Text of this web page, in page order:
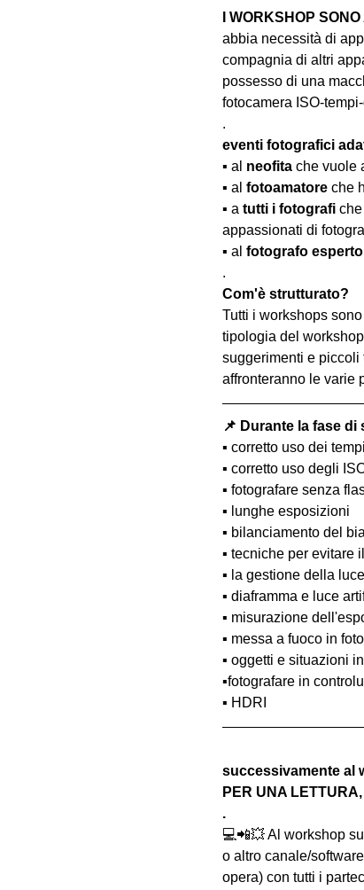
I WORKSHOP
abbia necessità di
compagnia di altri
possesso di una
fotocamera ISO-
.
eventi fotografici
▪️ al neofita che vuole
▪️ al fotoamatore che
▪️ a tutti i fotografi che
appassionati di
▪️ al fotografo esperto
.
Com'è strutturato?
Tutti i workshops
tipologia del
suggerimenti e piccoli
affronteranno le varie
📌 Durante la fase
▪️ corretto uso dei tempi
▪️ corretto uso degli
▪️ fotografare senza
▪️ lunghe esposizioni
▪️ bilanciamento del
▪️ tecniche per evitare
▪️ la gestione della
▪️ diaframma e luce
▪️ misurazione
▪️ messa a fuoco in
▪️ oggetti e situazioni
▪️fotografare in
▪️ HDRI
successivamente al
PER UNA
.
💻📲💥 Al workshop
o altro canale/
opera) con tutti i